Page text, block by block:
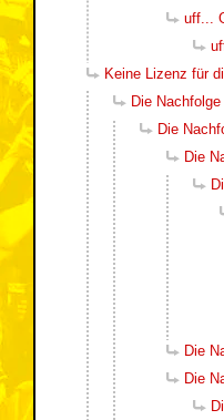
uff...
Keine Lizenz für
Die
Die
Die
Die
Die